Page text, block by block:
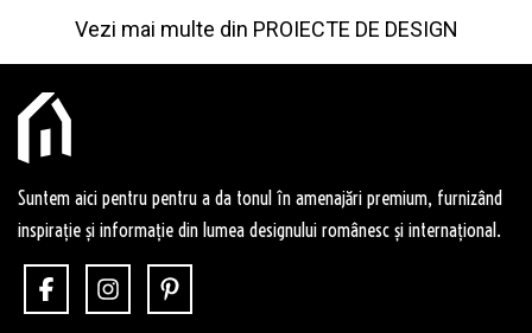
Vezi mai multe din PROIECTE DE DESIGN
Suntem aici pentru pentru a da tonul în amenajări premium, furnizând
inspirație și informație din lumea designului românesc și internațional.